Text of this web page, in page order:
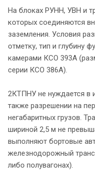
На блоках РУНН, УВН и
которых соединяются
заземления. Условия
отметку, тип и глубину
камерами КСО 393А
серии КСО 386А).
2КТПНУ не нуждается в
также разрешении на
негабаритных грузов.
шириной 2,5 м не
выполняют бортовые
железнодорожный
либо полувагонах).